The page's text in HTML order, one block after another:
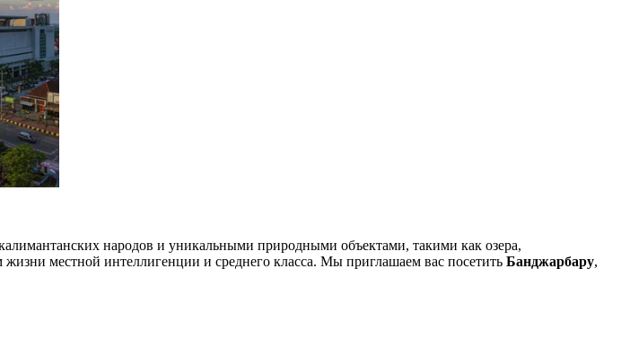
народов и уникальными природными объектами, такими как озера,
местной интеллигенции и среднего класса. Мы приглашаем вас посетить Банджарбару,